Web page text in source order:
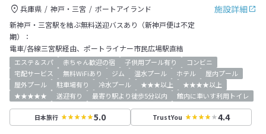
施設詳細
兵庫県 神戸・三宮
ポートアイランド
新神戸・三宮駅を結ぶ無料送迎バスあり（新神戸便は不定
期）：
電車/各線三宮駅経由、ポートライナー市民広場駅直結
エステ＆スパ 赤ちゃん歓迎の宿 子供用プール有り
コンビニ
宅配サービス
無料WiFiあり ジム 温水プール ホテル
屋内プール
屋外プール
駐車場有り 冷水プール ★★★以上
★★★★以上
★★★★★
送迎有り 最寄り駅より徒歩5分以内 館内に車いす利用トイレ
日本旅行 5.0 TrustYou 4.4